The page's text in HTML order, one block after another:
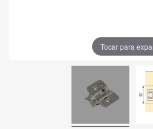
Tocar para